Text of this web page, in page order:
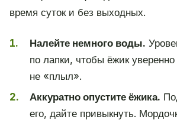
время суток и без выходных.
Налейте немного воды.
по лапки, чтобы ёжик
не «плыл».
Аккуратно опустите ёжика.
его, дайте привыкнуть.